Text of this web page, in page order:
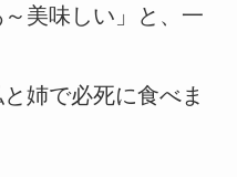
美味しい」と、一
姉で必死に食べま